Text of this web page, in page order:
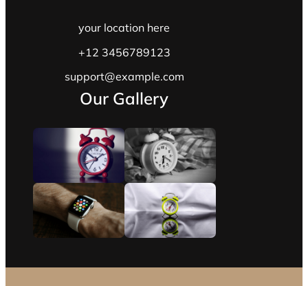
your location here
+12 3456789123
support@example.com
Our Gallery